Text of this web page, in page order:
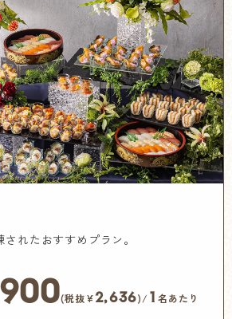
されたおすすめプラン。
(税抜¥2,636)/ 1 名あたり